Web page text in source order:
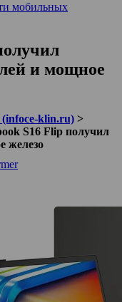
мобильных
и мощное
(infoce-klin.ru) >
S16 Flip получил
железо